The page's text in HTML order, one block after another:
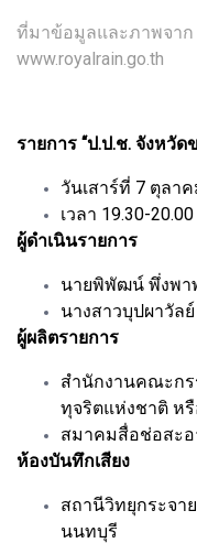
ที่มาข้อมูลและภาพจาก
www.royalrain.go.th
รายการ “ป.ป.ช. จังหวัด
วันเสาร์ที่ 7 ตุลา
เวลา 19.30-
ผู้ดำเนินรายการ
นายพิพัฒน์ พึ่งพา
นางสาวบุปผาวัล
ผู้ผลิตรายการ
สำนักงานคณะกร
ทุจริตแห่งชาติ หรื
สมาคมสื่อช่อสะ
ห้องบันทึกเสียง
สถานีวิทยุกระจาย
นนทบุรี